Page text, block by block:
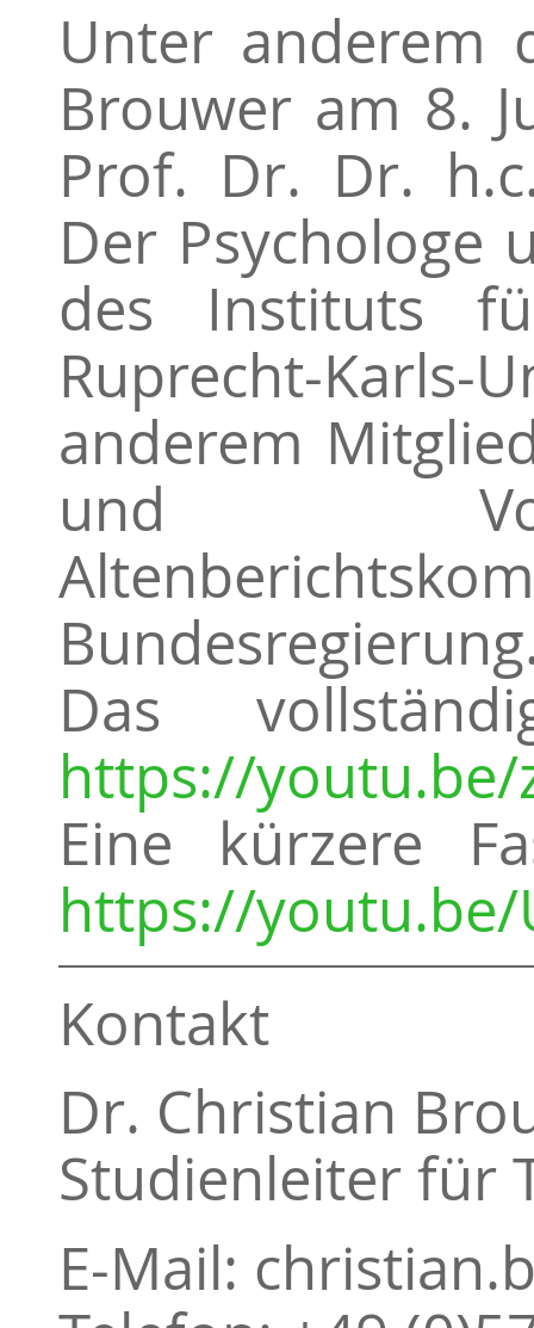
Unter anderem
Brouwer am 8.
Prof. Dr. Dr.
Der Psychologe
des Instituts
Ruprecht-
anderem
und
Das
https://youtu.be/
Eine kürzere
https://youtu.be/
Kontakt
Dr. Christian
Studienleiter für
E-Mail: